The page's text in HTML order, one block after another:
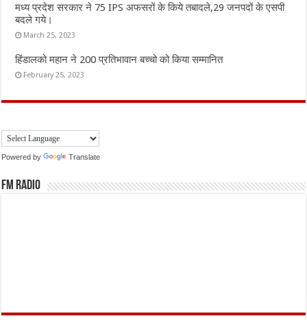
मध्य प्रदेश सरकार ने 75 IPS अफसरों के किये तबादले,29 जनपदों के एसपी
बदले गये।
March 25, 2023
हिंडालको महान ने 200 प्रतिभावान बच्चो को किया सम्मानित
February 25, 2023
Powered by Translate
FM Radio